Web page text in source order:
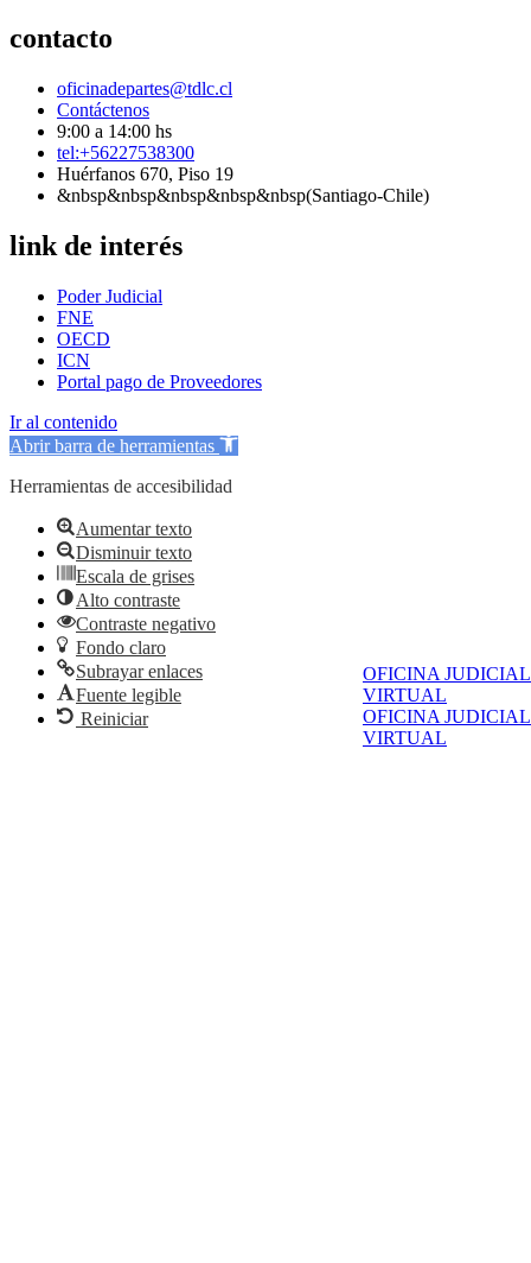
OFICINA JUDICIAL
VIRTUAL
OFICINA JUDICIAL
VIRTUAL
contacto
oficinadepartes@tdlc.cl
Contáctenos
9:00 a 14:00 hs
tel:+56227538300
Huérfanos 670, Piso 19
&nbsp&nbsp&nbsp&nbsp&nbsp(Santiago-Chile)
link de interés
Poder Judicial
FNE
OECD
ICN
Portal pago de Proveedores
Ir al contenido
Abrir barra de herramientas
Herramientas de accesibilidad
Aumentar texto
Disminuir texto
Escala de grises
Alto contraste
Contraste negativo
Fondo claro
Subrayar enlaces
Fuente legible
Reiniciar